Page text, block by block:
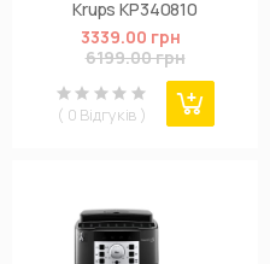
Krups KP340810
3339.00 грн
6199.00 грн
( 0 Відгуків )